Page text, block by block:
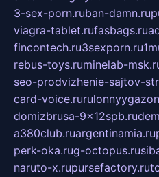
3-sex-porn.ruban-damn.ru
viagra-tablet.rufasbags.ru
fincontech.ru3sexporn.ru
rebus-toys.ruminelab-
seo-prodvizhenie-sajtov-
card-voice.ru
domizbrusa-9x12spb.ru
a380club.ruargentinamia.ru
perk-oka.rug-octopus.ru
naruto-x.rupursefactory.ru